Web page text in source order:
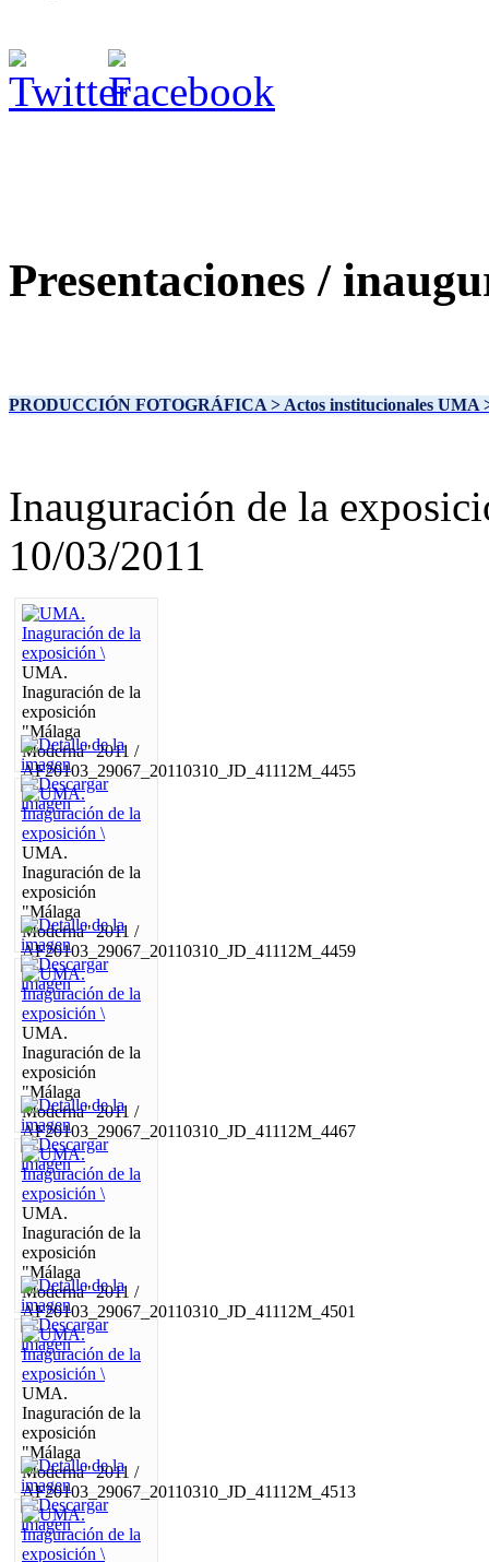
Presentaciones /
PRODUCCIÓN FOTOGRÁFICA > Actos institucionales UMA
Inauguración de la
10/03/2011
UMA.
Inaguración de la
exposición
"Málaga
Moderna" 2011 /
AF20103_29067_20110310_JD_41112M_4455
UMA.
Inaguración de la
exposición
"Málaga
Moderna" 2011 /
AF20103_29067_20110310_JD_41112M_4459
UMA.
Inaguración de la
exposición
"Málaga
Moderna" 2011 /
AF20103_29067_20110310_JD_41112M_4467
UMA.
Inaguración de la
exposición
"Málaga
Moderna" 2011 /
AF20103_29067_20110310_JD_41112M_4501
UMA.
Inaguración de la
exposición
"Málaga
Moderna" 2011 /
AF20103_29067_20110310_JD_41112M_4513